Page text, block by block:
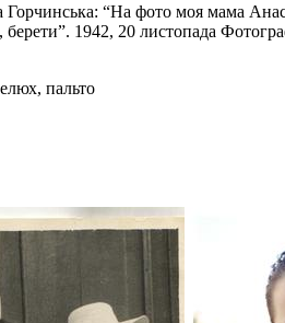
Горчинська: “На фото моя мама
берети”. 1942, 20 листопада
пальто